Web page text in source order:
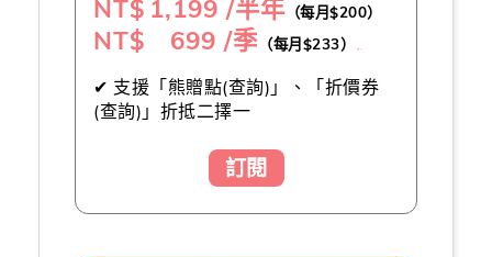
NT$ 1,199 /半年（每月$200）
NT$ 699 /季 （每月$233）
✔ 支援「熊贈點(查詢)」、「折價券
(查詢)」折抵二擇一
訂閱